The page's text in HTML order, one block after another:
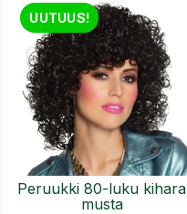
UUTUUS!
Peruukki 80-luku kihara
musta